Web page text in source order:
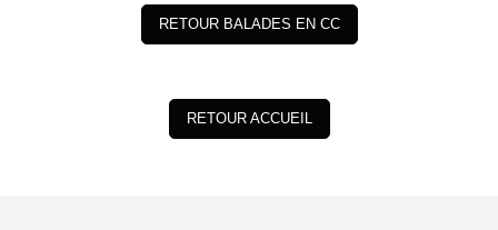
RETOUR BALADES EN CC
RETOUR ACCUEIL